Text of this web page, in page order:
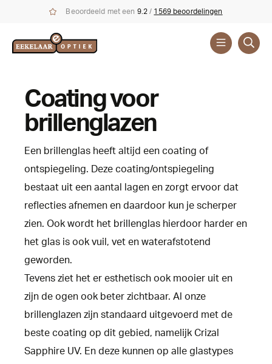
Beoordeeld met een 9.2 / 1569 beoordelingen
Coating voor
brillenglazen
Een brillenglas heeft altijd een coating of
ontspiegeling. Deze coating/ontspiegeling
bestaat uit een aantal lagen en zorgt ervoor dat
reflecties afnemen en daardoor kun je scherper
zien. Ook wordt het brillenglas hierdoor harder en
het glas is ook vuil, vet en waterafstotend
geworden.
Tevens ziet het er esthetisch ook mooier uit en
zijn de ogen ook beter zichtbaar. Al onze
brillenglazen zijn standaard uitgevoerd met de
beste coating op dit gebied, namelijk Crizal
Sapphire UV. En deze kunnen op alle glastypes